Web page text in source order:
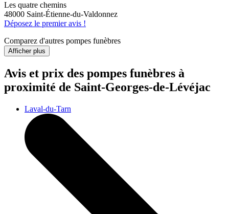
Les quatre chemins
48000 Saint-Étienne-du-Valdonnez
Déposez le premier avis !
Comparez d'autres pompes funèbres
Afficher plus
Avis et prix des pompes funèbres à
proximité de Saint-Georges-de-Lévéjac
Laval-du-Tarn